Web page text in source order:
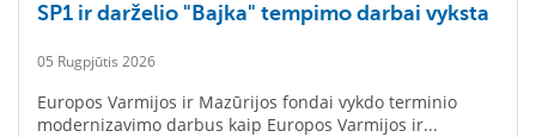
SP1 ir darželio "Bajka" tempimo darbai vyksta
05 Rugpjūtis 2026
Europos Varmijos ir Mazūrijos fondai vykdo terminio
modernizavimo darbus kaip Europos Varmijos ir...